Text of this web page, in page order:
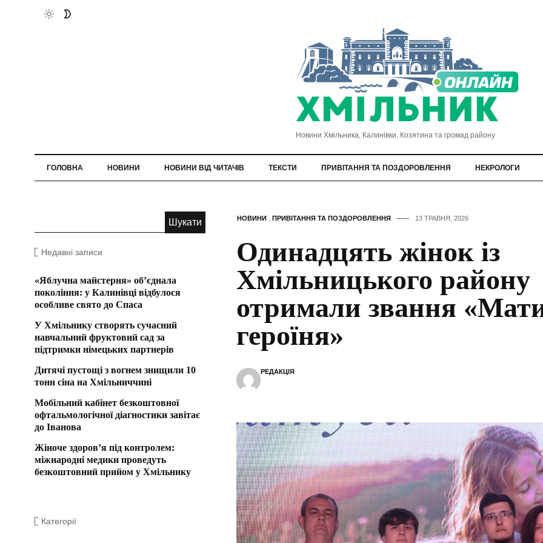
Новини Хмільника, Калинівки, Козятина та громад району
ГОЛОВНА НОВИНИ НОВИНИ ВІД ЧИТАЧІВ ТЕКСТИ ПРИВІТАННЯ ТА ПОЗДОРОВЛЕННЯ НЕКРОЛОГИ
НОВИНИ, ПРИВІТАННЯ ТА ПОЗДОРОВЛЕННЯ 13 ТРАВНЯ, 2026
Одинадцять жінок із
Хмільницького району
отримали звання
героїня»
РЕДАКЦІЯ
Недавні записи
«Яблучна майстерня» об’єднала
покоління: у Калинівці відбулося
особливе свято до Спаса
У Хмільнику створять сучасний
навчальний фруктовий сад за
підтримки німецьких партнерів
Дитячі пустощі з вогнем знищили 10
тонн сіна на Хмільниччині
Мобільний кабінет безкоштовної
офтальмологічної діагностики завітає
до Іванова
Жіноче здоров’я під контролем:
міжнародні медики проведуть
безкоштовний прийом у Хмільнику
Категорії